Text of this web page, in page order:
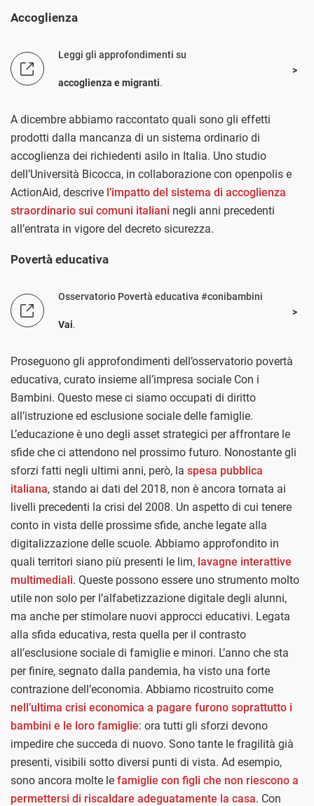
Accoglienza
Leggi gli approfondimenti su
accoglienza e migranti.
A dicembre abbiamo raccontato quali sono gli effetti
prodotti dalla mancanza di un sistema ordinario di
accoglienza dei richiedenti asilo in Italia. Uno studio
dell’Università Bicocca, in collaborazione con openpolis e
ActionAid, descrive l’impatto del sistema di accoglienza
straordinario sui comuni italiani negli anni precedenti
all’entrata in vigore del decreto sicurezza.
Povertà educativa
Osservatorio Povertà educativa #conibambini
Vai.
Proseguono gli approfondimenti dell’osservatorio povertà
educativa, curato insieme all’impresa sociale Con i
Bambini. Questo mese ci siamo occupati di diritto
all’istruzione ed esclusione sociale delle famiglie.
L’educazione è uno degli asset strategici per affrontare le
sfide che ci attendono nel prossimo futuro. Nonostante gli
sforzi fatti negli ultimi anni, però, la spesa pubblica
italiana, stando ai dati del 2018, non è ancora tornata ai
livelli precedenti la crisi del 2008. Un aspetto di cui tenere
conto in vista delle prossime sfide, anche legate alla
digitalizzazione delle scuole. Abbiamo approfondito in
quali territori siano più presenti le lim, lavagne interattive
multimediali. Queste possono essere uno strumento molto
utile non solo per l’alfabetizzazione digitale degli alunni,
ma anche per stimolare nuovi approcci educativi. Legata
alla sfida educativa, resta quella per il contrasto
all’esclusione sociale di famiglie e minori. L’anno che sta
per finire, segnato dalla pandemia, ha visto una forte
contrazione dell’economia. Abbiamo ricostruito come
nell’ultima crisi economica a pagare furono soprattutto i
bambini e le loro famiglie: ora tutti gli sforzi devono
impedire che succeda di nuovo. Sono tante le fragilità già
presenti, visibili sotto diversi punti di vista. Ad esempio,
sono ancora molte le famiglie con figli che non riescono a
permettersi di riscaldare adeguatamente la casa. Con